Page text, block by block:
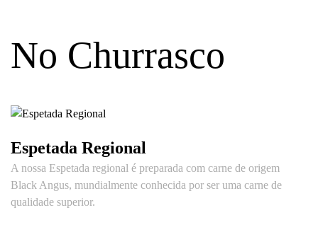
No Churrasco
Espetada Regional
A nossa Espetada regional é preparada com carne de origem
Black Angus, mundialmente conhecida por ser uma carne de
qualidade superior.